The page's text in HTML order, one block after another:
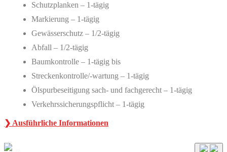
Schutzplanken – 1-tägig
Markierung – 1-tägig
Gewässerschutz – 1/2-tägig
Abfall – 1/2-tägig
Baumkontrolle – 1-tägig bis
Streckenkontrolle/-wartung – 1-tägig
Ölspurbeseitigung sach- und fachgerecht – 1-tägig
Verkehrssicherungspflicht – 1-tägig
❯ Ausführliche Informationen